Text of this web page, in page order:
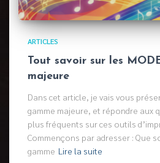
ARTICLES
Tout savoir sur les
majeure
Dans cet article, je vais vous
gamme majeure, et répondre aux
plus fréquents sur ces outils
Commençons par adresser : Que
gamme Lire la suite